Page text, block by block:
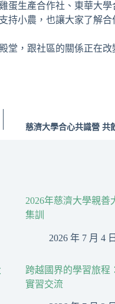
蛋生產合作社、東華大
持小農，也讓大家了解合
堂，跟社區的關係正在
慈濟大學合心共識營 共
2026年慈濟大學親
集訓
2026 年 7 月 4 日
跨越國界的學習旅程
實習交流